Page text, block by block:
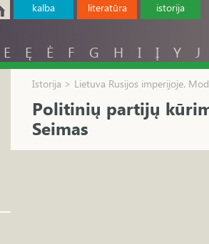
kalba literatūra istorija
E Ę Ė F G H I Į Y J
Istorija > Lietuva Rusijos imperijoje.
Politinių partijų
Seimas